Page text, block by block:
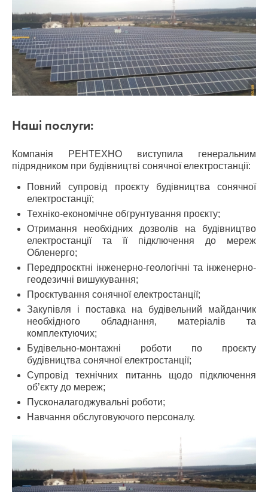
Наші послуги:
Компанія РЕНТЕХНО виступила генеральним
підрядником при будівництві сонячної електростанції:
Повний супровід проєкту будівництва сонячної
електростанції;
Техніко-економічне обгрунтування проєкту;
Отримання необхідних дозволів на будівництво
електростанції та її підключення до мереж
Обленерго;
Передпроєктні інженерно-геологічні та інженерно-
геодезичні вишукування;
Проєктування сонячної електростанції;
Закупівля і поставка на будівельний майданчик
необхідного обладнання, матеріалів та
комплектуючих;
Будівельно-монтажні роботи по проєкту
будівництва сонячної електростанції;
Супровід технічних питаннь щодо підключення
об’єкту до мереж;
Пусконалагоджувальні роботи;
Навчання обслуговуючого персоналу.